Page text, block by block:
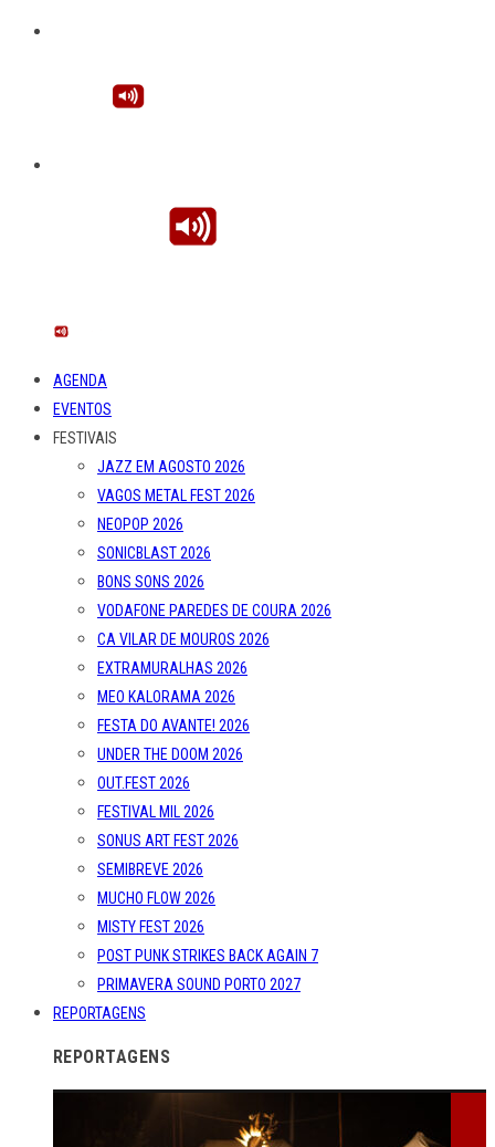
AGENDA
EVENTOS
FESTIVAIS
JAZZ EM AGOSTO 2026
VAGOS METAL FEST 2026
NEOPOP 2026
SONICBLAST 2026
BONS SONS 2026
VODAFONE PAREDES DE COURA 2026
CA VILAR DE MOUROS 2026
EXTRAMURALHAS 2026
MEO KALORAMA 2026
FESTA DO AVANTE! 2026
UNDER THE DOOM 2026
OUT.FEST 2026
FESTIVAL MIL 2026
SONUS ART FEST 2026
SEMIBREVE 2026
MUCHO FLOW 2026
MISTY FEST 2026
POST PUNK STRIKES BACK AGAIN 7
PRIMAVERA SOUND PORTO 2027
REPORTAGENS
REPORTAGENS